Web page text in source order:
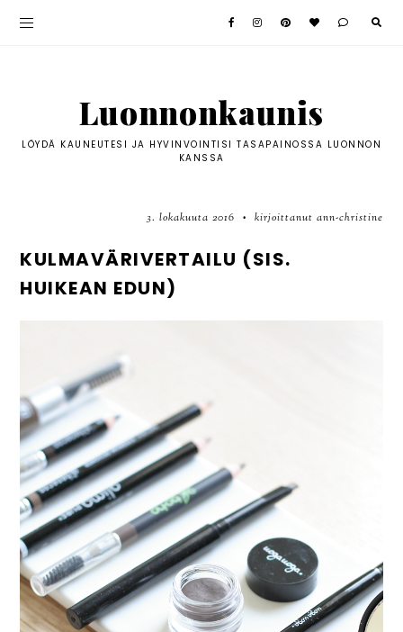
Luonnonkaunis
LÖYDÄ KAUNEUTESI JA HYVINVOINTISI TASAPAINOSSA LUONNON
KANSSA
3. lokakuuta 2016 • kirjoittanut ann-christine
KULMAVÄRIVERTAILU (SIS.
HUIKEAN EDUN)